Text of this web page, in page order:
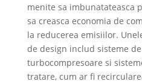
menite sa imbunatateasca
sa creasca economia de
la reducerea emisiilor.
de design includ sisteme
turbocompresoare si
tratare, cum ar fi